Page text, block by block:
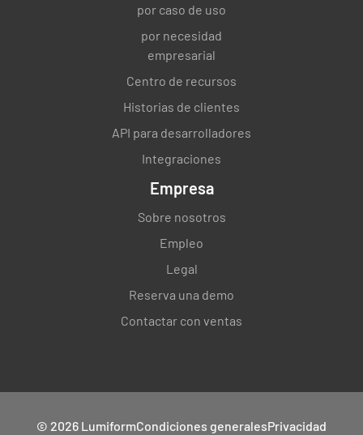
por caso de uso
por necesidad
empresarial
Centro de recursos
Historias de clientes
API para desarrolladores
Integraciones
Empresa
Sobre nosotros
Empleo
Legal
Reserva una demo
Contactar con ventas
© 2026 LumiformCondiciones generalesPrivacidad